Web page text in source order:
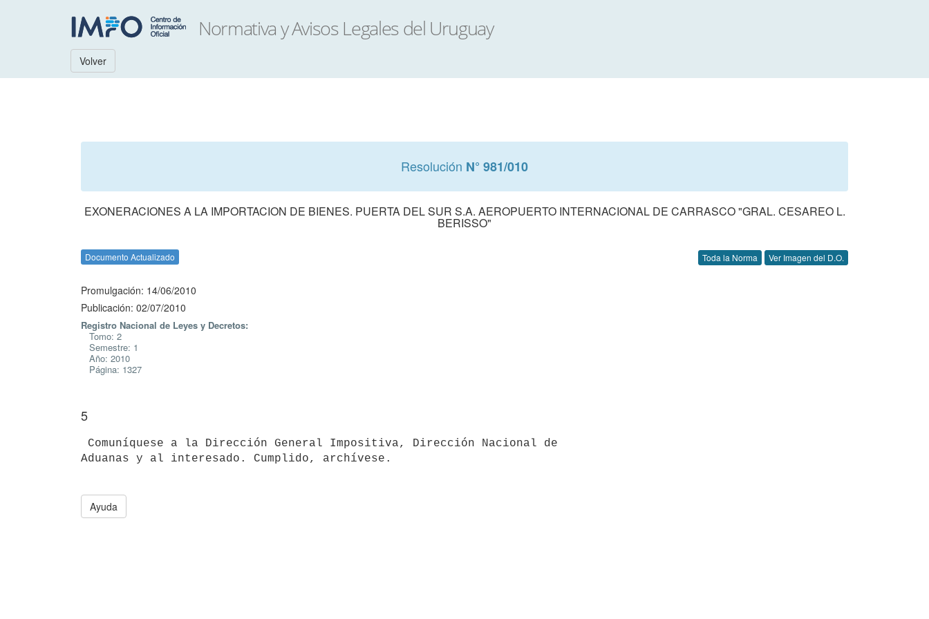
Volver
Resolución N° 981/010
EXONERACIONES A LA IMPORTACION DE BIENES. PUERTA DEL SUR S.A. AEROPUERTO INTERNACIONAL DE CARRASCO "GRAL. CESAREO L.
BERISSO"
Documento Actualizado Toda la Norma Ver Imagen del D.O.
Promulgación: 14/06/2010
Publicación: 02/07/2010
Registro Nacional de Leyes y Decretos:
Tomo: 2
Semestre: 1
Año: 2010
Página: 1327
5
Aduanas y al interesado. Cumplido, archívese.
Ayuda